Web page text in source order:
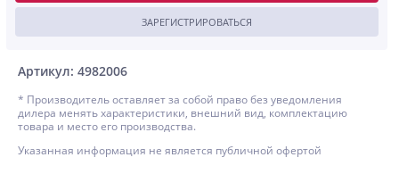
Артикул: 4982006
ЗАРЕГИСТРИРОВАТЬСЯ
* Производитель оставляет за собой право без уведомления
дилера менять характеристики, внешний вид, комплектацию
товара и место его производства.
Указанная информация не является публичной офертой